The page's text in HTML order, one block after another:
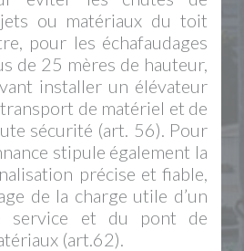
ou matériaux du toit
pour les échafaudages
de 25 mères de hauteur,
installer un élévateur
de matériel et de
sécurité (art. 56). Pour
stipule également la
précise et fiable,
de la charge utile d’un
service et du pont de
(art.62).